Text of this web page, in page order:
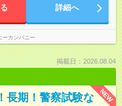
し残業時間 3時間／月
える長時間運転はほぼありませ
詳細へ
ーカンパニー
掲載日：2026.08.04
NEW
長期！警察試験な